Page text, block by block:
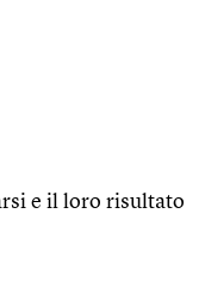
e il loro risultato